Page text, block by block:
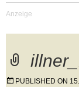
PUBLISHED ON